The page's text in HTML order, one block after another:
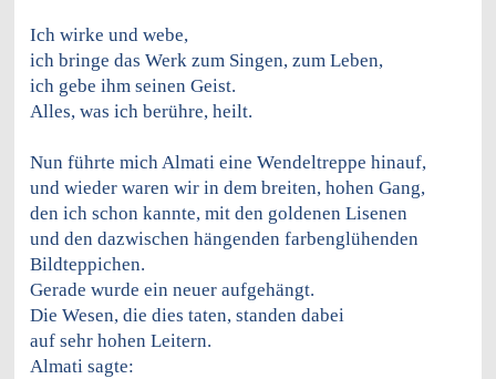
Ich wirke und webe,
ich bringe das Werk zum Singen, zum Leben,
ich gebe ihm seinen Geist.
Alles, was ich berühre, heilt.
Nun führte mich Almati eine Wendeltreppe hinauf,
und wieder waren wir in dem breiten, hohen Gang,
den ich schon kannte, mit den goldenen Lisenen
und den dazwischen hängenden farbenglühenden
Bildteppichen.
Gerade wurde ein neuer aufgehängt.
Die Wesen, die dies taten, standen dabei
auf sehr hohen Leitern.
Almati sagte: